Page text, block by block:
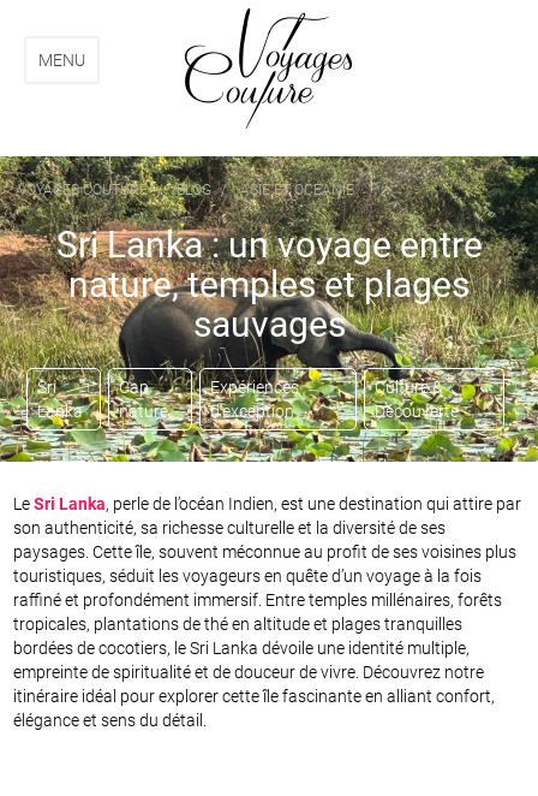
menu
contenuMENU
VOYAGES COUTURE BLOG ASIE ET OCÉANIE SRI LANKA : UN
Sri Lanka : un voyage entre
nature, temples et plages
sauvages
Sri
Lanka
Cap
nature
Expériences
d'exception
Culture &
Découverte
LeSri Lanka, perle de l’océan Indien, est une destination qui attire par
son authenticité, sa richesse culturelle et la diversité de ses
paysages. Cette île, souvent méconnue au profit de ses voisines plus
touristiques, séduit les voyageurs en quête d’un voyage à la fois
raffiné et profondément immersif. Entre temples millénaires, forêts
tropicales, plantations de thé en altitude et plages tranquilles
bordées de cocotiers, le Sri Lanka dévoile une identité multiple,
empreinte de spiritualité et de douceur de vivre. Découvrez notre
itinéraire idéal pour explorer cette île fascinante en alliant confort,
élégance et sens du détail.